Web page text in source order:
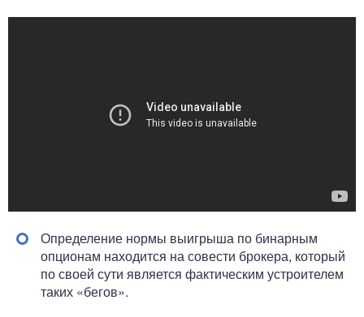
Определение нормы выигрыша по бинарным
опционам находится на совести брокера, который
по своей сути является фактическим устроителем
таких «бегов».